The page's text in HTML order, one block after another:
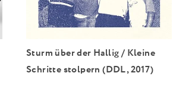
Sturm über der Hallig / Kleine
Schritte stolpern (DDL, 2017)